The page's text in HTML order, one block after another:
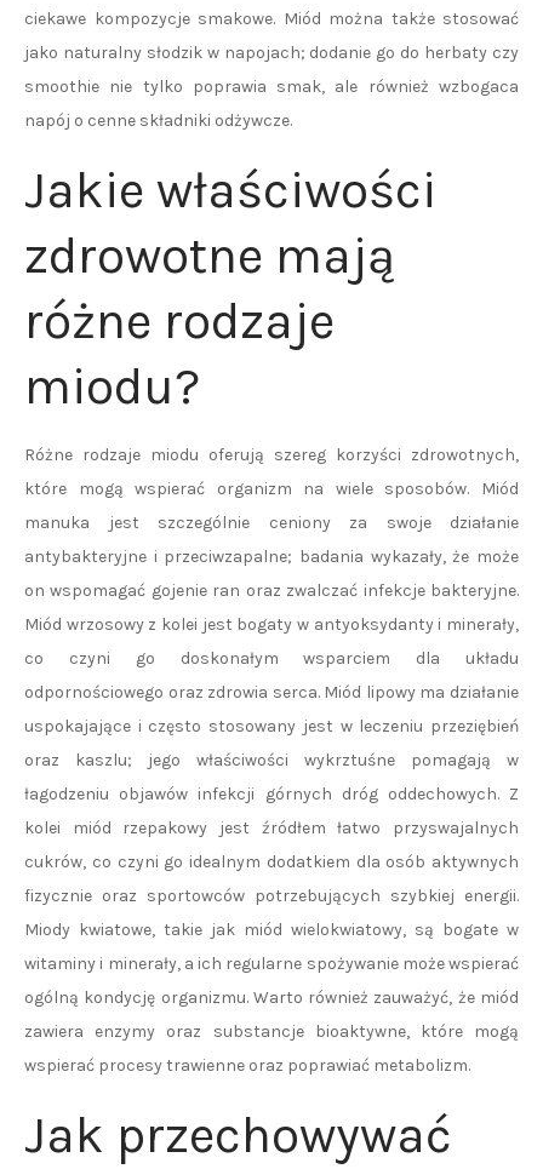
ciekawe kompozycje smakowe. Miód można także stosować
jako naturalny słodzik w napojach; dodanie go do herbaty czy
smoothie nie tylko poprawia smak, ale również wzbogaca
napój o cenne składniki odżywcze.
Jakie właściwości
zdrowotne mają
różne rodzaje
miodu?
Różne rodzaje miodu oferują szereg korzyści zdrowotnych,
które mogą wspierać organizm na wiele sposobów. Miód
manuka jest szczególnie ceniony za swoje działanie
antybakteryjne i przeciwzapalne; badania wykazały, że może
on wspomagać gojenie ran oraz zwalczać infekcje bakteryjne.
Miód wrzosowy z kolei jest bogaty w antyoksydanty i minerały,
co czyni go doskonałym wsparciem dla układu
odpornościowego oraz zdrowia serca. Miód lipowy ma działanie
uspokajające i często stosowany jest w leczeniu przeziębień
oraz kaszlu; jego właściwości wykrztuśne pomagają w
łagodzeniu objawów infekcji górnych dróg oddechowych. Z
kolei miód rzepakowy jest źródłem łatwo przyswajalnych
cukrów, co czyni go idealnym dodatkiem dla osób aktywnych
fizycznie oraz sportowców potrzebujących szybkiej energii.
Miody kwiatowe, takie jak miód wielokwiatowy, są bogate w
witaminy i minerały, a ich regularne spożywanie może wspierać
ogólną kondycję organizmu. Warto również zauważyć, że miód
zawiera enzymy oraz substancje bioaktywne, które mogą
wspierać procesy trawienne oraz poprawiać metabolizm.
Jak przechowywać